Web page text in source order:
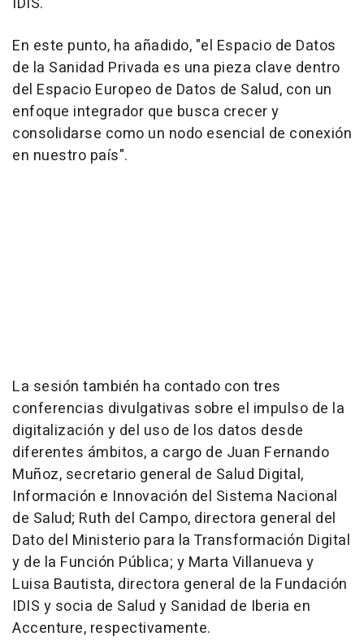
En este punto, ha añadido, "el Espacio de Datos
de la Sanidad Privada es una pieza clave dentro
del Espacio Europeo de Datos de Salud, con un
enfoque integrador que busca crecer y
consolidarse como un nodo esencial de conexión
en nuestro país".
La sesión también ha contado con tres
conferencias divulgativas sobre el impulso de la
digitalización y del uso de los datos desde
diferentes ámbitos, a cargo de Juan Fernando
Muñoz, secretario general de Salud Digital,
Información e Innovación del Sistema Nacional
de Salud; Ruth del Campo, directora general del
Dato del Ministerio para la Transformación Digital
y de la Función Pública; y Marta Villanueva y
Luisa Bautista, directora general de la Fundación
IDIS y socia de Salud y Sanidad de Iberia en
Accenture, respectivamente.